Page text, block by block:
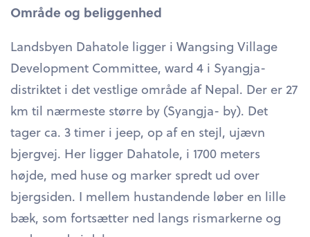
Område og beliggenhed
Landsbyen Dahatole ligger i Wangsing Village
Development Committee, ward 4 i Syangja-
distriktet i det vestlige område af Nepal. Der er 27
km til nærmeste større by (Syangja- by). Det
tager ca. 3 timer i jeep, op af en stejl, ujævn
bjergvej. Her ligger Dahatole, i 1700 meters
højde, med huse og marker spredt ud over
bjergsiden. I mellem hustandende løber en lille
bæk, som fortsætter ned langs rismarkerne og